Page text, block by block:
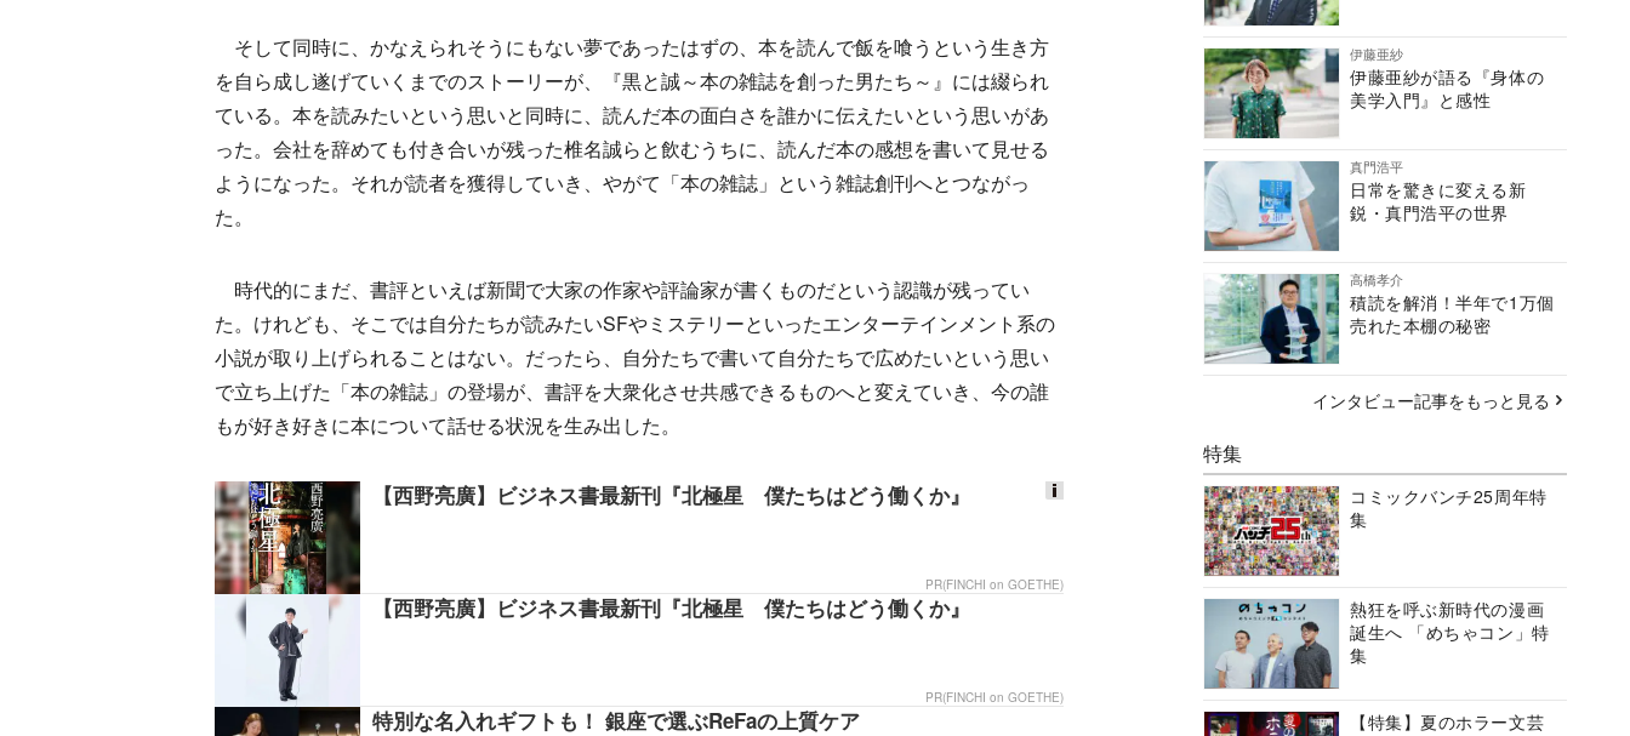
そして同時に、かなえられそうにもない夢であったはずの、本を読んで飯を喰うという生き方
を自ら成し遂げていくまでのストーリーが、『黒と誠～本の雑誌を創った男たち～』には綴られ
ている。本を読みたいという思いと同時に、読んだ本の面白さを誰かに伝えたいという思いがあ
った。会社を辞めても付き合いが残った椎名誠らと飲むうちに、読んだ本の感想を書いて見せる
ようになった。それが読者を獲得していき、やがて「本の雑誌」という雑誌創刊へとつながっ
た。
時代的にまだ、書評といえば新聞で大家の作家や評論家が書くものだという認識が残ってい
た。けれども、そこでは自分たちが読みたいSFやミステリーといったエンターテインメント系の
小説が取り上げられることはない。だったら、自分たちで書いて自分たちで広めたいという思い
で立ち上げた「本の雑誌」の登場が、書評を大衆化させ共感できるものへと変えていき、今の誰
もが好き好きに本について話せる状況を生み出した。
【西野亮廣】ビジネス書最新刊『北極星 僕たちはどう働くか』
PR(FINCHI on GOETHE)
【西野亮廣】ビジネス書最新刊『北極星 僕たちはどう働くか』
PR(FINCHI on GOETHE)
特別な名入れギフトも！ 銀座で選ぶReFaの上質ケア
logly
伊藤亜紗
伊藤亜紗が語る『身体の
美学入門』と感性
真門浩平
日常を驚きに変える新
鋭・真門浩平の世界
高橋孝介
積読を解消！半年で1万個
売れた本棚の秘密
インタビュー記事をもっと見る
特集
コミックバンチ25周年特
集
熱狂を呼ぶ新時代の漫画
誕生へ 「めちゃコン」特
集
【特集】夏のホラー文芸